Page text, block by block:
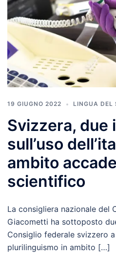
19 GIUGNO 2022 LINGUA DEL
Svizzera, due
sull’uso
ambito
scientifico
La consigliera nazionale del
Giacometti ha sottoposto
Consiglio federale svizzero
plurilinguismo in ambito […]